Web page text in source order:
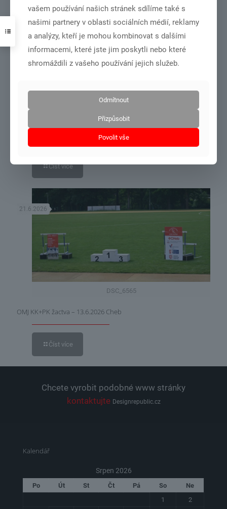
MČR dorost+junioři – Olomouc 27.6.-28.6.2026
Číst více
DSC_6565
21.6.2026
OMJ KK+PK žactva – 13.6.2026 Cheb
Číst více
Chcete vyrobit podobné www stránky
kontaktujte Designrepublic.cz
Kalendář
Srpen 2026
Po Út St Čt Pá So
Ne
1
2
vašem používání našich stránek sdílíme také s
našimi partnery v oblasti sociálních médií, reklamy
a analýzy, kteří je mohou kombinovat s dalšími
informacemi, které jste jim poskytli nebo které
shromáždili z vašeho používání jejich služeb.
Odmítnout
Přizpůsobit
Povolit vše